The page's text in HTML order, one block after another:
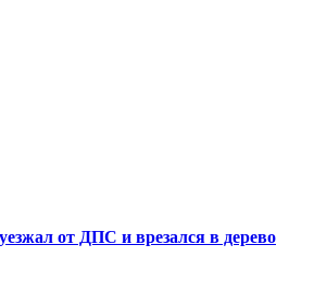
от ДПС и врезался в дерево